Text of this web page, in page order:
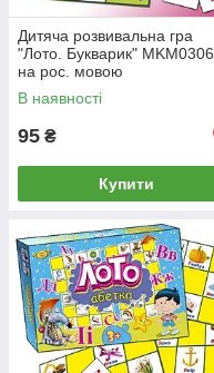
Дитяча розвивальна гра
"Лото. Букварик" MKM0306
на рос. мовою
В наявності
95 ₴
Купити